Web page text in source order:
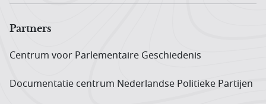
Partners
Centrum voor Parlementaire Geschiedenis
Documentatie centrum Neder­landse Politieke Partijen